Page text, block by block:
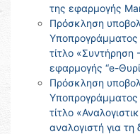
της εφαρμογής
Πρόσκληση
τίτλο «Συντήρηση
εφαρμογής “e-
Πρόσκληση
τίτλο
αναλογιστή για